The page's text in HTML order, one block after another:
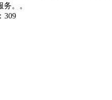
。。
309